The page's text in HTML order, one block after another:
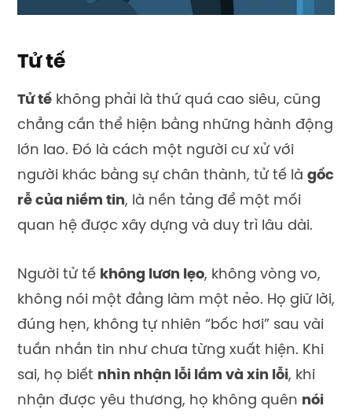
Tử tế
Tử tế không phải là thứ quá cao siêu, cũng
chẳng cần thể hiện bằng những hành động
lớn lao. Đó là cách một người cư xử với
người khác bằng sự chân thành, tử tế là gốc
rễ của niềm tin, là nền tảng để một mối
quan hệ được xây dựng và duy trì lâu dài.
Người tử tế không lươn lẹo, không vòng vo,
không nói một đằng làm một nẻo. Họ giữ lời,
đúng hẹn, không tự nhiên “bốc hơi” sau vài
tuần nhắn tin như chưa từng xuất hiện. Khi
sai, họ biết nhìn nhận lỗi lầm và xin lỗi, khi
nhận được yêu thương, họ không quên nói